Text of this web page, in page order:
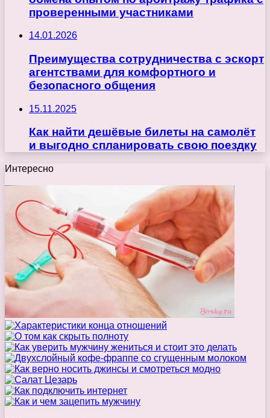
проверенными участниками
14.01.2026
Преимущества сотрудничества с эскорт
агентствами для комфортного и
безопасного общения
15.11.2025
Как найти дешёвые билеты на самолёт
и выгодно спланировать свою поездку
Интересно